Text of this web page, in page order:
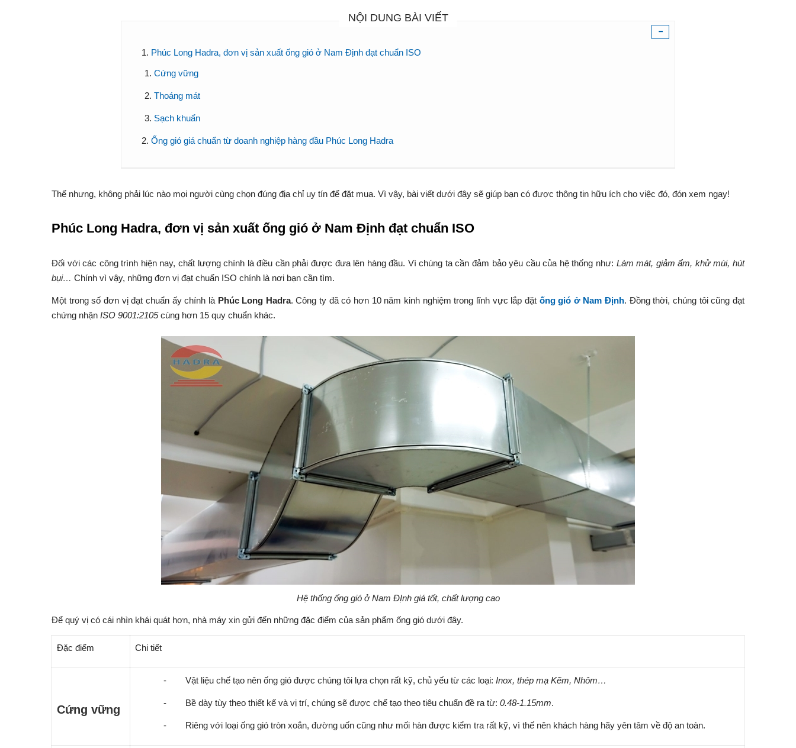
-
NỘI DUNG BÀI VIẾT
Phúc Long Hadra, đơn vị sản xuất ống gió ở Nam Định đạt chuẩn ISO
Cứng vững
Thoáng mát
Sạch khuẩn
Ống gió giá chuẩn từ doanh nghiệp hàng đầu Phúc Long Hadra
Thế nhưng, không phải lúc nào mọi người cùng chọn đúng địa chỉ uy tín để đặt mua. Vì vậy, bài viết dưới đây sẽ giúp bạn có được thông tin hữu ích cho việc đó, đón xem ngay!
Phúc Long Hadra, đơn vị sản xuất ống gió ở Nam Định đạt chuẩn ISO
Đối với các công trình hiện nay, chất lượng chính là điều cần phải được đưa lên hàng đầu. Vì chúng ta cần đảm bảo yêu cầu của hệ thống như: Làm mát, giảm ẩm, khử mùi, hút
bụi… Chính vì vậy, những đơn vị đạt chuẩn ISO chính là nơi bạn cần tìm.
Một trong số đơn vị đạt chuẩn ấy chính là Phúc Long Hadra. Công ty đã có hơn 10 năm kinh nghiệm trong lĩnh vực lắp đặt ống gió ở Nam Định. Đồng thời, chúng tôi cũng đạt
chứng nhận ISO 9001:2105cùng hơn 15 quy chuẩn khác.
Hệ thống ống gió ở Nam ĐỊnh giá tốt, chất lượng cao
Để quý vị có cái nhìn khái quát hơn, nhà máy xin gửi đến những đặc điểm của sản phẩm ống gió dưới đây.
Đặc điểm Chi tiết
Cứng vững
- Vật liệu chế tạo nên ống gió được chúng tôi lựa chọn rất kỹ, chủ yếu từ các loại: Inox, thép mạ Kẽm, Nhôm…
- Bề dày tùy theo thiết kế và vị trí, chúng sẽ được chế tạo theo tiêu chuẩn đề ra từ: 0.48-1.15mm.
- Riêng với loại ống gió tròn xoắn, đường uốn cũng như mối hàn được kiểm tra rất kỹ, vì thế nên khách hàng hãy yên tâm về độ an toàn.